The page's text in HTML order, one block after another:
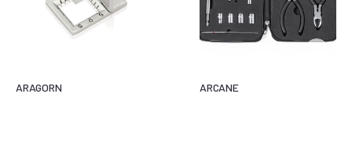
ARAGORN ARCANE